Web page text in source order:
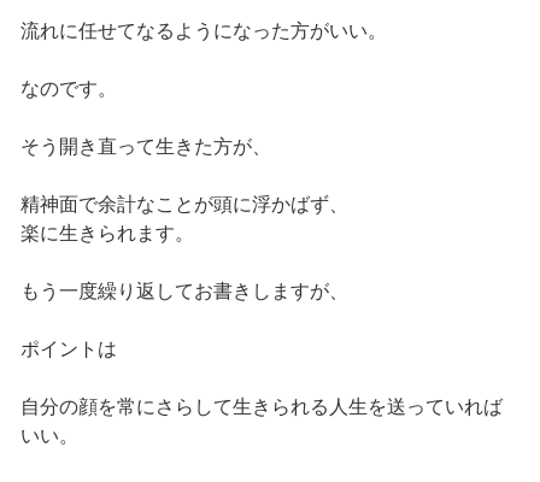
流れに任せてなるようになった方がいい。
なのです。
そう開き直って生きた方が、
精神面で余計なことが頭に浮かばず、
楽に生きられます。
もう一度繰り返してお書きしますが、
ポイントは
自分の顔を常にさらして生きられる人生を送っていれば
いい。